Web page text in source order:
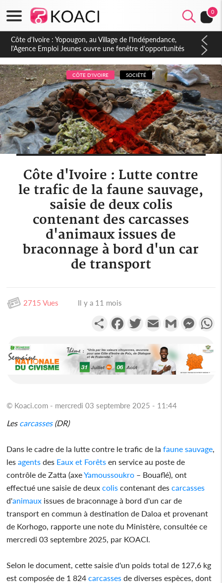
0
Côte d'Ivoire : CHU de Treichville, après la fronde, les agents
contractuels obtiennent un accord avec la direction sur les
arriérés du SMIG 2023
CÔTE D'IVOIRE SOCIÉTÉ
Côte d'Ivoire : Lutte contre
le trafic de la faune sauvage,
saisie de deux colis
contenant des carcasses
d'animaux issues de
braconnage à bord d'un car
de transport
2715 Vues Il y a 11 mois
PartagerFacebookTwitterEmail Gmail
© Koaci.com - mercredi 03 septembre 2025 - 11:44
Les carcasses(DR)
Dans le cadre de la lutte contre le trafic de lafaune sauvage,
lesagents des Eaux et Forêts en service au poste de
contrôle de Zatta (axeYamoussoukro – Bouaflé), ont
effectué une saisie de deuxcolis contenant descarcasses
d'animaux issues de braconnage à bord d'un car de
transport en commun à destination de Daloa et provenant
de Korhogo, rapporte une note du Ministère, consultée ce
mercredi 03 septembre 2025, par KOACI.
Selon le document, cette saisie d'un poids total de 127,6 kg
est composée de 1 824carcasses de diverses espèces, dont